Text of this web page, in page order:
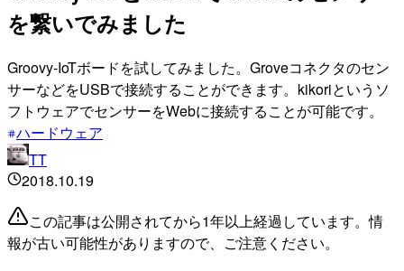
を繋いでみました
Groovy-IoTボードを試してみました。Groveコネクタのセン
サーなどをUSBで接続することができます。kikoriというソ
フトウェアでセンサーをWebに接続することが可能です。
ハードウェア
TT
2018.10.19
この記事は公開されてから1年以上経過しています。情
報が古い可能性がありますので、ご注意ください。